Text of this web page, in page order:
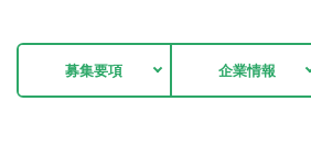
募集要項 企業情報